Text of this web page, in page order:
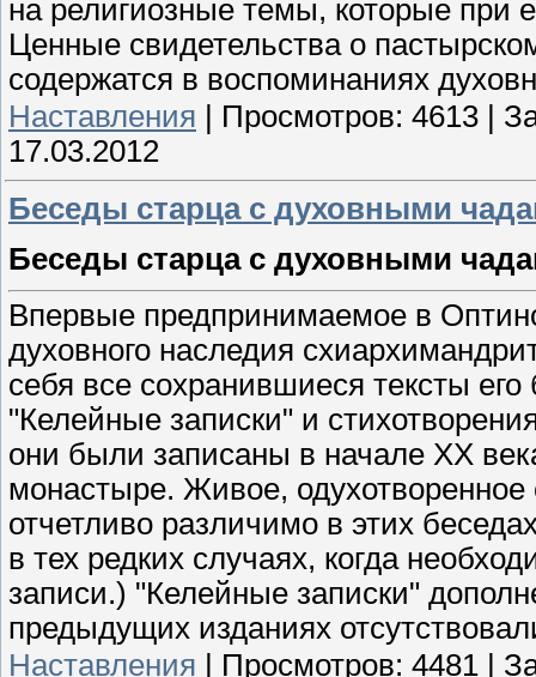
на религиозные темы, которые при
Ценные свидетельства о
содержатся в воспоминаниях
Наставления
Просмотров: 4613
17.03.2012
Беседы старца с духовными
Беседы старца с духовными
Впервые предпринимаемое в
духовного наследия
себя все сохранившиеся тексты
"Келейные записки" и
они были записаны в начале XX
монастыре. Живое, одухотворенное
отчетливо различимо в этих
в тех редких случаях, когда
записи.) "Келейные записки"
предыдущих изданиях
Наставления
Просмотров: 4481